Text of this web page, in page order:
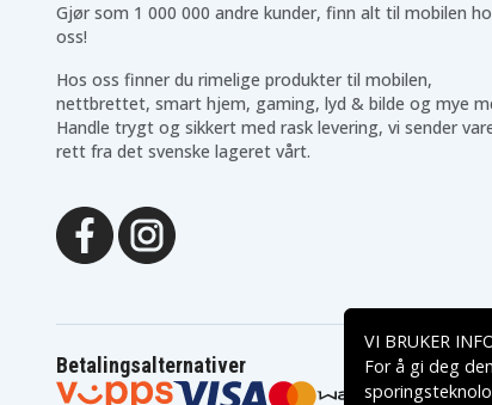
Gjør som 1 000 000 andre kunder, finn alt til mobilen
oss!
Hos oss finner du rimelige produkter til mobilen,
nettbrettet, smart hjem, gaming, lyd & bilde og mye
Handle trygt og sikkert med rask levering, vi sender
rett fra det svenske lageret vårt.
Betalingsalternativer
VI BRUKER
For å gi deg